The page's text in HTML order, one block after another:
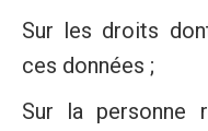
Sur les droits
ces données ;
Sur la personne